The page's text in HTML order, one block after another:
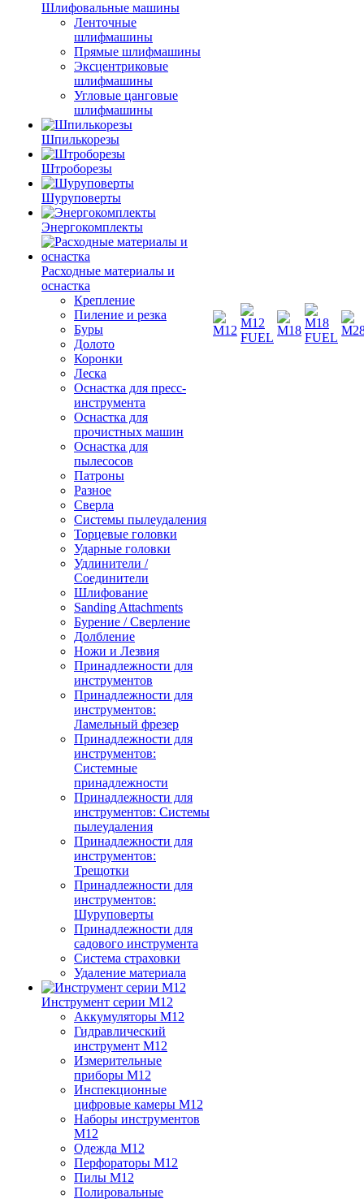
Шлифовальные машины
Ленточные
шлифмашины
Прямые шлифмашины
Эксцентриковые
шлифмашины
Угловые цанговые
шлифмашины
Шпилькорезы
Штроборезы
Шуруповерты
Энергокомплекты
Расходные материалы и
оснастка
Крепление
Пиление и резка
Буры
Долото
Коронки
Леска
Оснастка для пресс-
инструмента
Оснастка для
прочистных машин
Оснастка для
пылесосов
Патроны
Разное
Сверла
Системы пылеудаления
Торцевые головки
Ударные головки
Удлинители /
Соединители
Шлифование
Sanding Attachments
Бурение / Сверление
Долбление
Ножи и Лезвия
Принадлежности для
инструментов
Принадлежности для
инструментов:
Ламельный фрезер
Принадлежности для
инструментов:
Системные
принадлежности
Принадлежности для
инструментов: Системы
пылеудаления
Принадлежности для
инструментов:
Трещотки
Принадлежности для
инструментов:
Шуруповерты
Принадлежности для
садового инструмента
Система страховки
Удаление материала
Инструмент серии M12
Аккумуляторы M12
Гидравлический
инструмент M12
Измерительные
приборы M12
Инспекционные
цифровые камеры M12
Наборы инструментов
M12
Одежда M12
Перфораторы M12
Пилы M12
Полировальные